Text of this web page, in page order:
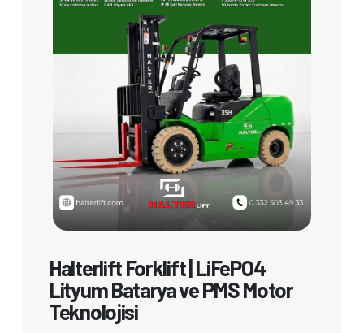
Halterlift Forklift | LiFePO4
Lityum Batarya ve PMS Motor
Teknolojisi